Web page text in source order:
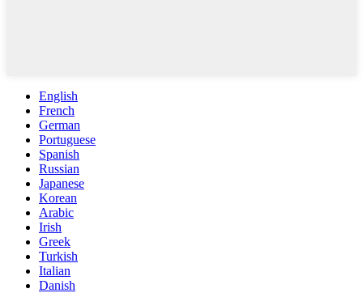
English
French
German
Portuguese
Spanish
Russian
Japanese
Korean
Arabic
Irish
Greek
Turkish
Italian
Danish